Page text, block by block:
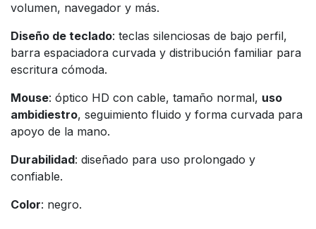
volumen, navegador y más.
Diseño de teclado: teclas silenciosas de bajo perfil,
barra espaciadora curvada y distribución familiar para
escritura cómoda.
Mouse: óptico HD con cable, tamaño normal, uso
ambidiestro, seguimiento fluido y forma curvada para
apoyo de la mano.
Durabilidad: diseñado para uso prolongado y
confiable.
Color: negro.